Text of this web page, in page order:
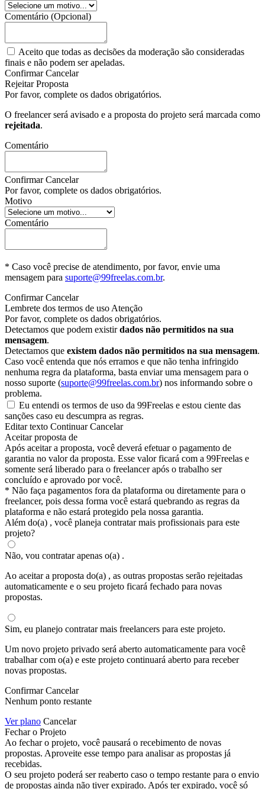
Comentário (Opcional)
Aceito que todas as decisões da moderação são consideradas
finais e não podem ser apeladas.
Confirmar Cancelar
Rejeitar Proposta
Por favor, complete os dados obrigatórios.
O freelancerserá avisado e a proposta do projeto será marcada como
rejeitada.
Comentário
Confirmar Cancelar
Por favor, complete os dados obrigatórios.
Motivo
Comentário
* Caso você precise de atendimento, por favor, envie uma
mensagem para suporte@99freelas.com.br.
Confirmar Cancelar
Lembrete dos termos de uso Atenção
Por favor, complete os dados obrigatórios.
Detectamos que podem existirdados não permitidos na sua
mensagem.
Detectamos que existem dados não permitidos na sua mensagem.
Caso você entenda que nós erramos e que não tenha infringido
nenhuma regra da plataforma, basta enviar uma mensagem para o
nosso suporte (suporte@99freelas.com.br) nos informando sobre o
problema.
Eu entendi os termos de uso da 99Freelas e estou ciente das
sanções caso eu descumpra as regras.
Editar texto Continuar Cancelar
Aceitar proposta de
Após aceitar a proposta, você deverá efetuar o pagamento de
garantia no valor da proposta. Esse valor ficará com a 99Freelas e
somente será liberado para o freelancer após o trabalho ser
concluído e aprovado por você.
* Não faça pagamentos fora da plataforma ou diretamente para o
freelancer, pois dessa forma você estará quebrando as regras da
plataforma e não estará protegido pela nossa garantia.
Além do(a) , você planeja contratar mais profissionais para este
projeto?
Não, vou contratar apenas o(a) .
Ao aceitar a proposta do(a) , as outras propostas serão rejeitadas
automaticamente e o seu projeto ficará fechado para novas
propostas.
Sim, eu planejo contratar mais freelancers para este projeto.
Um novo projeto privado será aberto automaticamente para você
trabalhar com o(a) e este projeto continuará aberto para receber
novas propostas.
Confirmar Cancelar
Nenhum ponto restante
Ver plano Cancelar
Fechar o Projeto
Ao fechar o projeto, você pausará o recebimento de novas
propostas. Aproveite esse tempo para analisar as propostas já
recebidas.
O seu projeto poderá ser reaberto caso o tempo restante para o envio
de propostas ainda não tiver expirado. Após ter expirado, você só